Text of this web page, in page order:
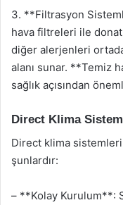
3. **Filtrasyon
hava filtreleri ile
diğer alerjenleri
alanı sunar. **Temiz
sağlık açısından
Direct Klima
Direct klima
şunlardır:
– **Kolay Kurulum**: